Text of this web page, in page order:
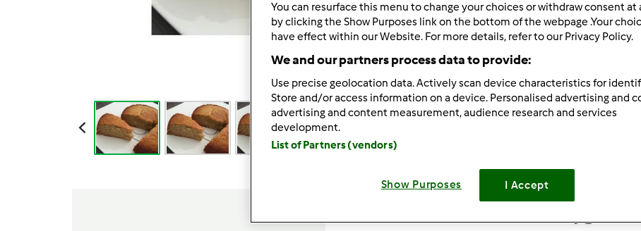
Poziom
You can resurface this menu to change your choices or withdraw consent at
by clicking the Show Purposes link on the bottom of the webpage .Your
have effect within our Website. For more details, refer to our Privacy Policy.
We and our partners process data to provide:
Use precise geolocation data. Actively scan device characteristics for
Store and/or access information on a device. Personalised advertising and
advertising and content measurement, audience research and services
development.
List of Partners (vendors)
Show Purposes I Accept